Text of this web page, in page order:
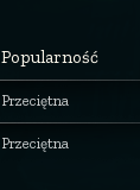
Popularność
Przeciętna
Przeciętna